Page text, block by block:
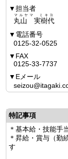
担当者
丸山 実樹代
マルヤマ ミキヨ
電話番号
0125-32-0525
FAX
0125-33-7737
Eメール
特記事項
＊基本給・技能手
＊昇給・賞与（勤
す